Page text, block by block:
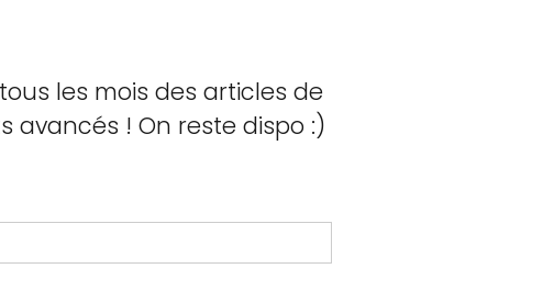
les mois des articles de
avancés ! On reste dispo :)